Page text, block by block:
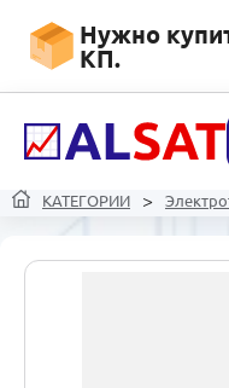
Нужно
КП.
КАТЕГОРИИ